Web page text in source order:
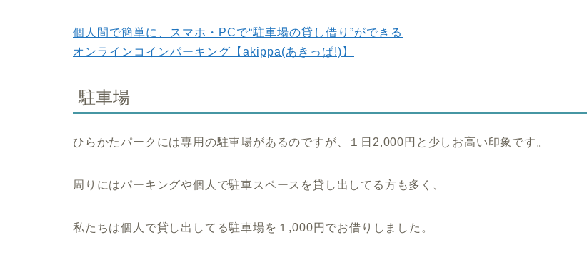
個人間で簡単に、スマホ・PCで“駐車場の貸し借り”ができる
オンラインコインパーキング【akippa(あきっぱ!)】
駐車場
ひらかたパークには専用の駐車場があるのですが、１日2,000円と少しお高い印象です。
周りにはパーキングや個人で駐車スペースを貸し出してる方も多く、
私たちは個人で貸し出してる駐車場を１,000円でお借りしました。